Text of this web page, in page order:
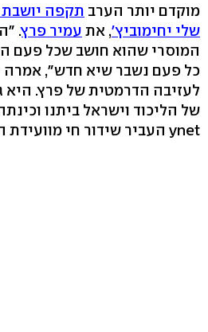
מוקדם יותר הערב תקפה
שלי יחימוביץ', את עמיר פרץ.
המוסרי שהוא חושב שכל פעם
כל פעם נשבר שיא חדש", אמרה
לעזיבה הדרמטית של פרץ.
של הליכוד וישראל ביתנו
ynet העביר שידור חי מוועידת העבודה.